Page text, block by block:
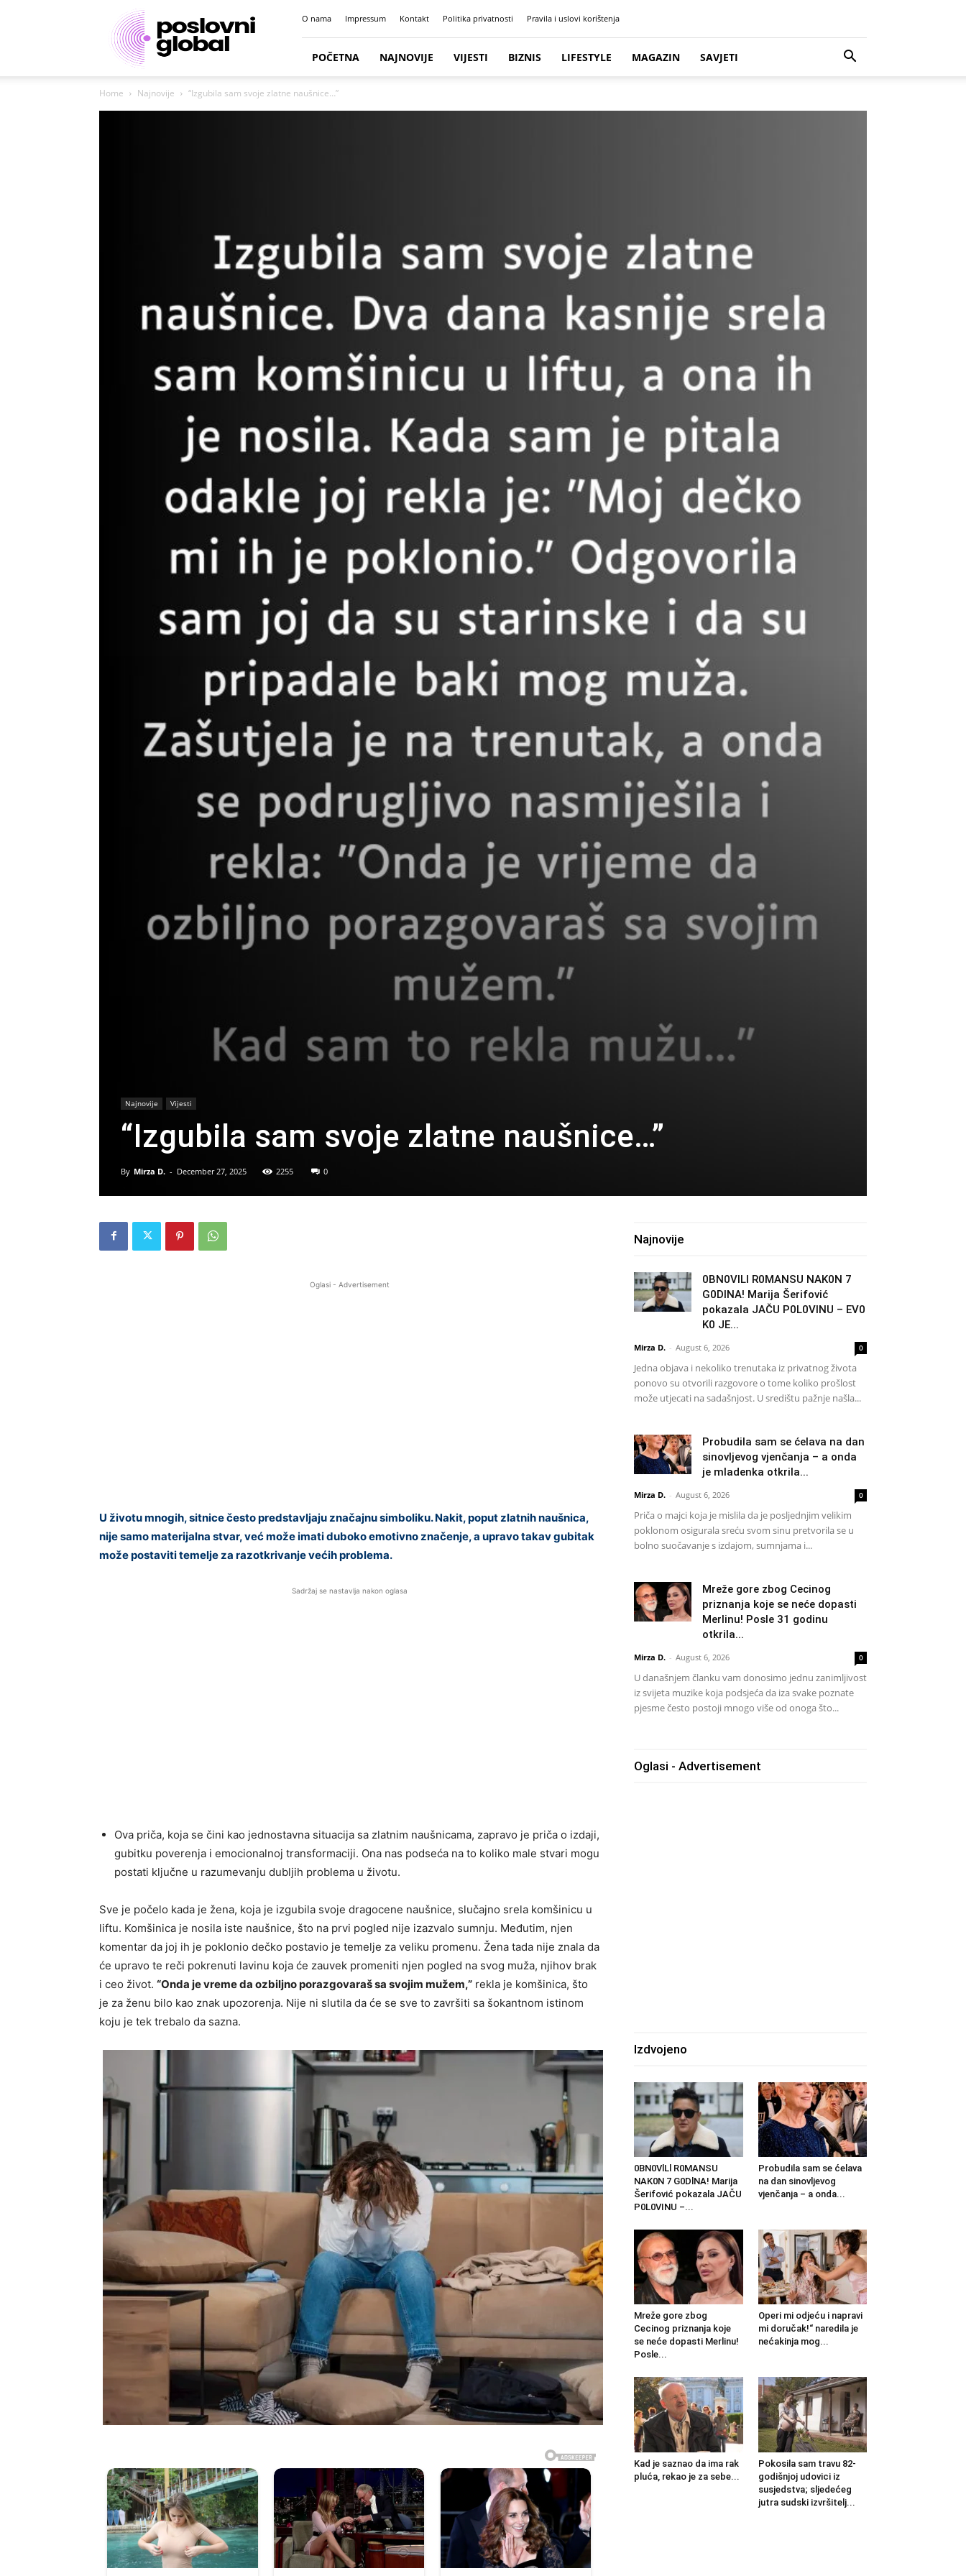
Poslovni
portal
O nama Impressum Kontakt Politika privatnosti Pravila i uslovi korištenja
POČETNA NAJNOVIJE VIJESTI BIZNIS LIFESTYLE MAGAZIN SAVJETI
Home Najnovije “Izgubila sam svoje zlatne naušnice…”
Najnovije Vijesti
“Izgubila sam svoje zlatne naušnice…”
By Mirza D. - December 27, 2025 2255 0
Oglasi - Advertisement
U životu mnogih, sitnice često predstavljaju značajnu simboliku. Nakit, poput zlatnih naušnica,
nije samo materijalna stvar, već može imati duboko emotivno značenje, a upravo takav gubitak
može postaviti temelje za razotkrivanje većih problema.
Sadržaj se nastavlja nakon oglasa
Ova priča, koja se čini kao jednostavna situacija sa zlatnim naušnicama, zapravo je priča o izdaji,
gubitku poverenja i emocionalnoj transformaciji. Ona nas podseća na to koliko male stvari mogu
postati ključne u razumevanju dubljih problema u životu.
Sve je počelo kada je žena, koja je izgubila svoje dragocene naušnice, slučajno srela komšinicu u
liftu. Komšinica je nosila iste naušnice, što na prvi pogled nije izazvalo sumnju. Međutim, njen
komentar da joj ih je poklonio dečko postavio je temelje za veliku promenu. Žena tada nije znala da
će upravo te reči pokrenuti lavinu koja će zauvek promeniti njen pogled na svog muža, njihov brak
i ceo život. “Onda je vreme da ozbiljno porazgovaraš sa svojim mužem,” rekla je komšinica, što
je za ženu bilo kao znak upozorenja. Nije ni slutila da će se sve to završiti sa šokantnom istinom
koju je tek trebalo da sazna.
Najnovije
0BN0VlLl R0MANSU NAK0N 7
G0DlNA! Marija Šerifović
pokazala JAČU P0L0VINU – EV0
K0 JE...
Mirza D. - August 6, 2026 0
Jedna objava i nekoliko trenutaka iz privatnog života
ponovo su otvorili razgovore o tome koliko prošlost
može utjecati na sadašnjost. U središtu pažnje našla...
Probudila sam se ćelava na dan
sinovljevog vjenčanja – a onda
je mladenka otkrila...
Mirza D. - August 6, 2026 0
Priča o majci koja je mislila da je posljednjim velikim
poklonom osigurala sreću svom sinu pretvorila se u
bolno suočavanje s izdajom, sumnjama i...
Mreže gore zbog Cecinog
priznanja koje se neće dopasti
Merlinu! Posle 31 godinu
otkrila...
Mirza D. - August 6, 2026 0
U današnjem članku vam donosimo jednu zanimljivost
iz svijeta muzike koja podsjeća da iza svake poznate
pjesme često postoji mnogo više od onoga što...
Oglasi - Advertisement
Izdvojeno
0BN0VlLl R0MANSU
NAK0N 7 G0DlNA! Marija
Šerifović pokazala JAČU
P0L0VINU –...
Probudila sam se ćelava
na dan sinovljevog
vjenčanja – a onda...
Mreže gore zbog
Cecinog priznanja koje
se neće dopasti Merlinu!
Posle...
Operi mi odjeću i napravi
mi doručak!“ naredila je
nećakinja mog...
Kad je saznao da ima rak
pluća, rekao je za sebe...
Pokosila sam travu 82-
godišnjoj udovici iz
susjedstva; sljedećeg
jutra sudski izvršitelj...